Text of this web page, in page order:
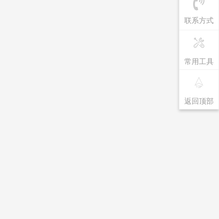
联系方式
常用工具
返回顶部